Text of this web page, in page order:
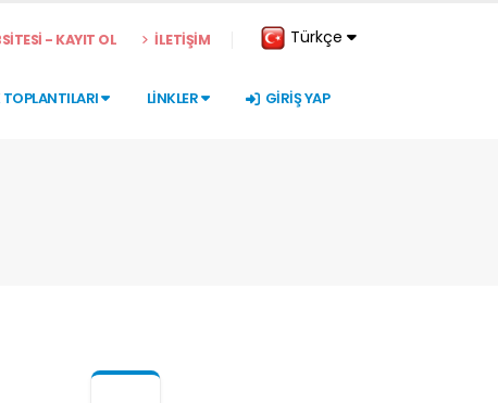
- KAYIT OL İLETİŞİM Türkçe
TOPLANTILARI LİNKLER GİRİŞ YAP